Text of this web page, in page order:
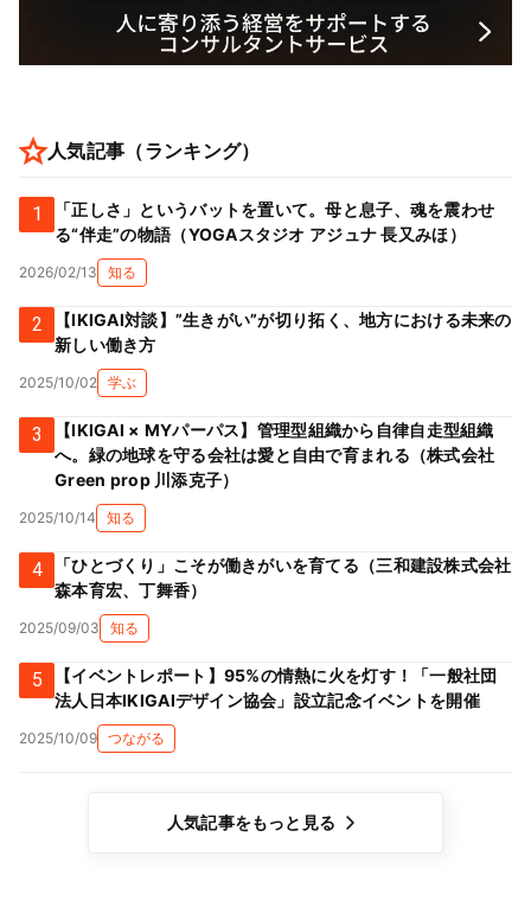
人気記事（ランキング）
1
「正しさ」というバットを置いて。母と息子、魂を震わせ
る“伴走”の物語（YOGAスタジオ アジュナ 長又みほ）
2026/02/13 知る
2
【IKIGAI対談】”生きがい”が切り拓く、地方における未来の
新しい働き方
2025/10/02 学ぶ
3
【IKIGAI × MYパーパス】管理型組織から自律自走型組織
へ。緑の地球を守る会社は愛と自由で育まれる（株式会社
Green prop 川添克子）
2025/10/14 知る
4
「ひとづくり」こそが働きがいを育てる（三和建設株式会社
森本育宏、丁舞香）
2025/09/03 知る
5
【イベントレポート】95%の情熱に火を灯す！「一般社団
法人日本IKIGAIデザイン協会」設立記念イベントを開催
2025/10/09 つながる
人気記事をもっと見る